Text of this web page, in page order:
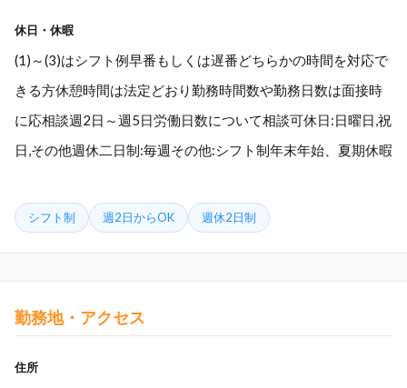
休日・休暇
(1)～(3)はシフト例早番もしくは遅番どちらかの時間を対応で
きる方休憩時間は法定どおり勤務時間数や勤務日数は面接時
に応相談週2日～週5日労働日数について相談可休日:日曜日,祝
日,その他週休二日制:毎週その他:シフト制年末年始、夏期休暇
シフト制 週2日からOK 週休2日制
勤務地・アクセス
住所